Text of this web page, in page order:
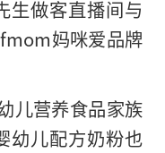
生做客直播间与
妈咪爱品牌
儿营养食品家族
幼儿配方奶粉也